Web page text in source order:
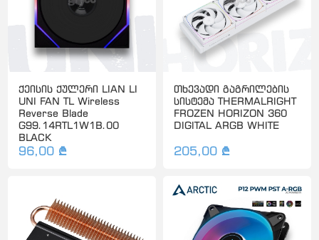
ქეისის ქულერი LIAN LI
UNI FAN TL Wireless
Reverse Blade
G99.14RTL1W1B.00
BLACK
96,00 ₾
თხევადი გაგრილების
სისტემა THERMALRIGHT
FROZEN HORIZON 360
DIGITAL ARGB WHITE
205,00 ₾